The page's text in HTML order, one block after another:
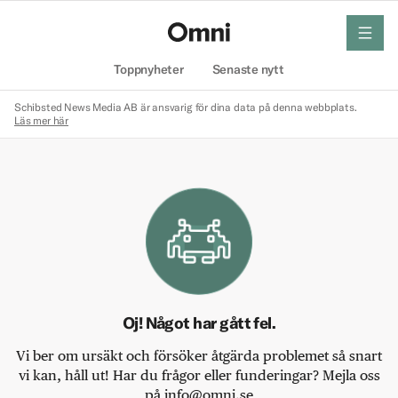
Toppnyheter Senaste nytt
meny
Schibsted News Media AB är ansvarig för dina data på denna webbplats.
Läs mer här
Oj! Något har gått fel.
Vi ber om ursäkt och försöker åtgärda problemet så snart
vi kan, håll ut! Har du frågor eller funderingar? Mejla oss